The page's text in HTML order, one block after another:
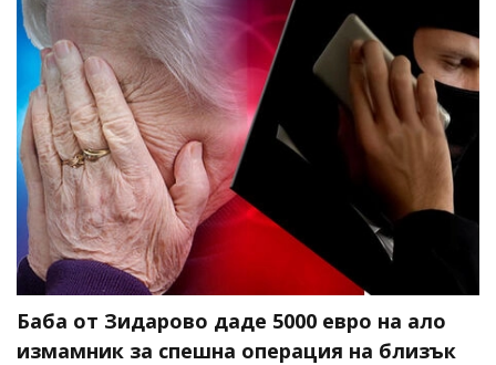
Баба от Зидарово даде 5000 евро на ало
измамник за спешна операция на близък